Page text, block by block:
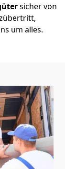
sicher von
um alles.